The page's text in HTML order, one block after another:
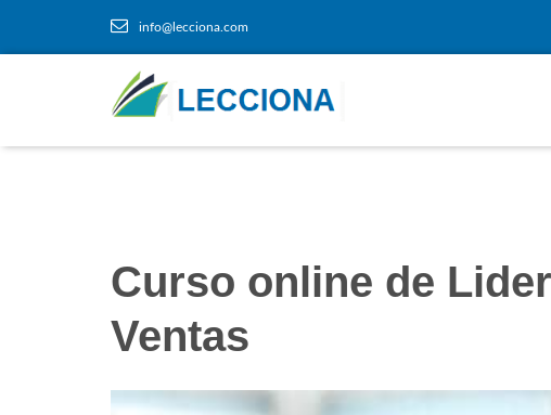
info@lecciona.com
Curso online de
Ventas